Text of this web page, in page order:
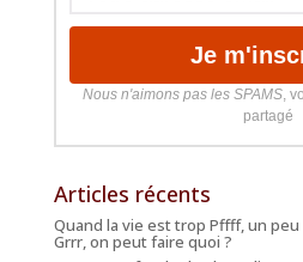
Nous n'aimons pas les SPAMS,
partagé
Articles récents
Quand la vie est trop Pffff, un
Grrr, on peut faire quoi ?